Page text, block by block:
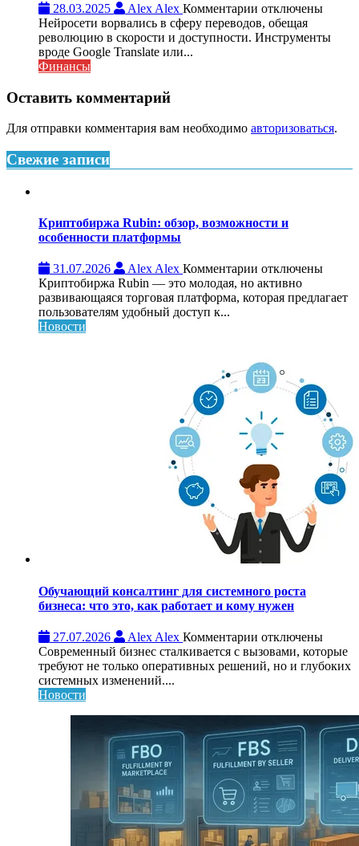
28.03.2025 Alex Alex Комментарии к
записи
Как
и
ограничения
отключены
Нейросети ворвались в сферу переводов, обещая
революцию в скорости и доступности. Инструменты
вроде Google Translate или...
Финансы
Оставить комментарий
Для отправки комментария вам необходимо авторизоваться.
Свежие записи
Криптобиржа Rubin: обзор, возможности и
особенности платформы
31.07.2026 Alex Alex Комментарии к
записи
Криптобиржа
особенности
платформы
отключены
Криптобиржа Rubin — это молодая, но активно
развивающаяся торговая платформа, которая предлагает
пользователям удобный доступ к...
Новости
Обучающий консалтинг для системного роста
бизнеса: что это, как работает и кому нужен
27.07.2026 Alex Alex Комментарии к
записи
Обучающий
роста
бизнеса:
что
это,
как
работает
и
кому
нужен
отключены
Современный бизнес сталкивается с вызовами, которые
требуют не только оперативных решений, но и глубоких
системных изменений....
Новости